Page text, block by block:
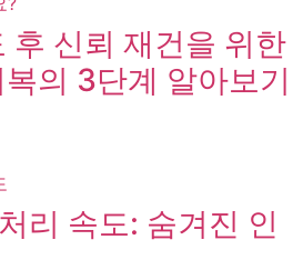
후 신뢰 재건을 위한
의 3단계 알아보기
리 속도: 숨겨진 인